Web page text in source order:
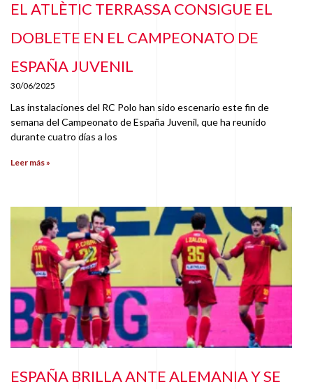
EL ATLÈTIC TERRASSA CONSIGUE EL
DOBLETE EN EL CAMPEONATO DE
ESPAÑA JUVENIL
30/06/2025
Las instalaciones del RC Polo han sido escenario este fin de
semana del Campeonato de España Juvenil, que ha reunido
durante cuatro días a los
Leer más »
ESPAÑA BRILLA ANTE ALEMANIA Y SE